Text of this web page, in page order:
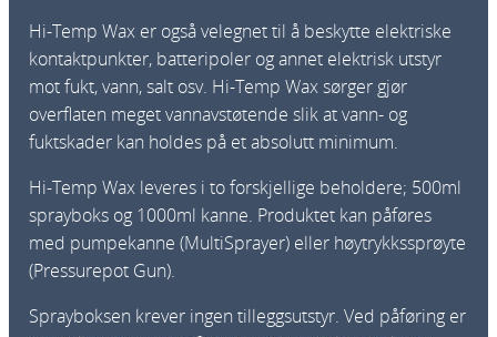
Hi-Temp Wax er også velegnet til å beskytte elektriske
kontaktpunkter, batteripoler og annet elektrisk utstyr
mot fukt, vann, salt osv. Hi-Temp Wax sørger gjør
overflaten meget vannavstøtende slik at vann- og
fuktskader kan holdes på et absolutt minimum.
Hi-Temp Wax leveres i to forskjellige beholdere; 500ml
sprayboks og 1000ml kanne. Produktet kan påføres
med pumpekanne (MultiSprayer) eller høytrykkssprøyte
(Pressurepot Gun).
Sprayboksen krever ingen tilleggsutstyr. Ved påføring er